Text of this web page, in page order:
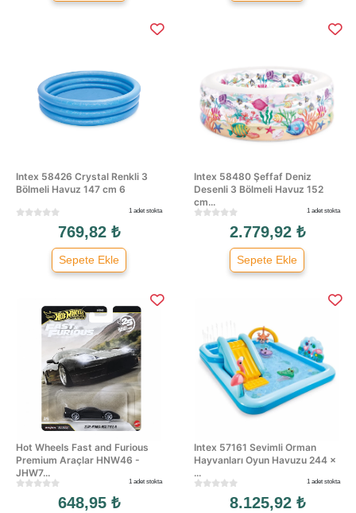
Intex 58426 Crystal Renkli 3
Bölmeli Havuz 147 cm 6
1 adet stokta
769,82 ₺
Sepete Ekle
Intex 58480 Şeffaf Deniz
Desenli 3 Bölmeli Havuz 152
cm...
1 adet stokta
2.779,92 ₺
Sepete Ekle
Hot Wheels Fast and Furious
Premium Araçlar HNW46 -
JHW7...
1 adet stokta
648,95 ₺
Intex 57161 Sevimli Orman
Hayvanları Oyun Havuzu 244 ×
...
1 adet stokta
8.125,92 ₺